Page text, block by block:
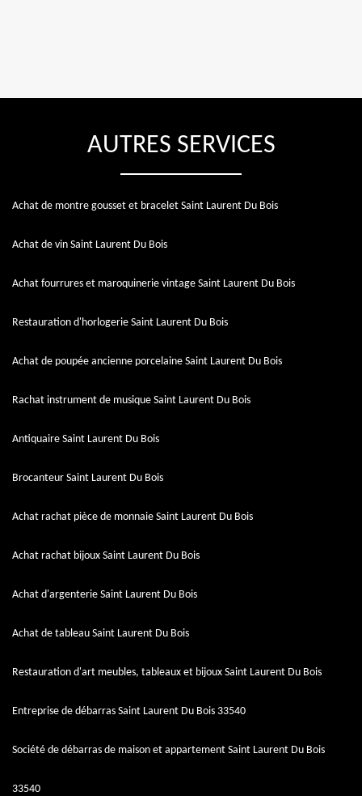
AUTRES SERVICES
Achat de montre gousset et bracelet Saint Laurent Du Bois
Achat de vin Saint Laurent Du Bois
Achat fourrures et maroquinerie vintage Saint Laurent Du Bois
Restauration d'horlogerie Saint Laurent Du Bois
Achat de poupée ancienne porcelaine Saint Laurent Du Bois
Rachat instrument de musique Saint Laurent Du Bois
Antiquaire Saint Laurent Du Bois
Brocanteur Saint Laurent Du Bois
Achat rachat pièce de monnaie Saint Laurent Du Bois
Achat rachat bijoux Saint Laurent Du Bois
Achat d'argenterie Saint Laurent Du Bois
Achat de tableau Saint Laurent Du Bois
Restauration d'art meubles, tableaux et bijoux Saint Laurent Du Bois
Entreprise de débarras Saint Laurent Du Bois 33540
Société de débarras de maison et appartement Saint Laurent Du Bois
33540